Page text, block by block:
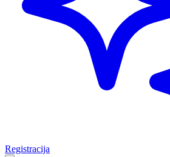
Registracija